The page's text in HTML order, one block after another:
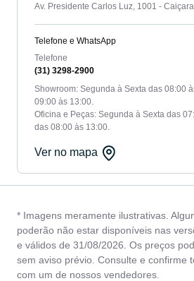
Av. Presidente Carlos Luz, 1001 -
Telefone e WhatsApp
Telefone
(31) 3298-2900
Showroom: Segunda à Sexta das 08:00
09:00 às 13:00.
Oficina e Peças: Segunda à Sexta das
das 08:00 às 13:00.
Ver no mapa
* Imagens meramente ilustrativas.
poderão não estar disponíveis nas
e válidos de 31/08/2026. Os preços
sem aviso prévio. Consulte e confirme
com um de nossos vendedores.